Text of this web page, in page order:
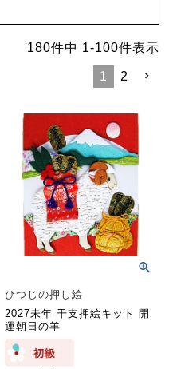
180件中 1-100件表示
1 2
ひつじの押し絵
2027未年 干支押絵キット 開
運朝日の羊